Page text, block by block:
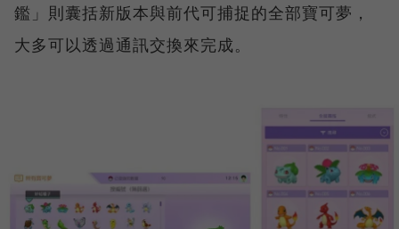
鑑」則囊括新版本與前代可捕捉的全部寶可夢，
大多可以透過通訊交換來完成。